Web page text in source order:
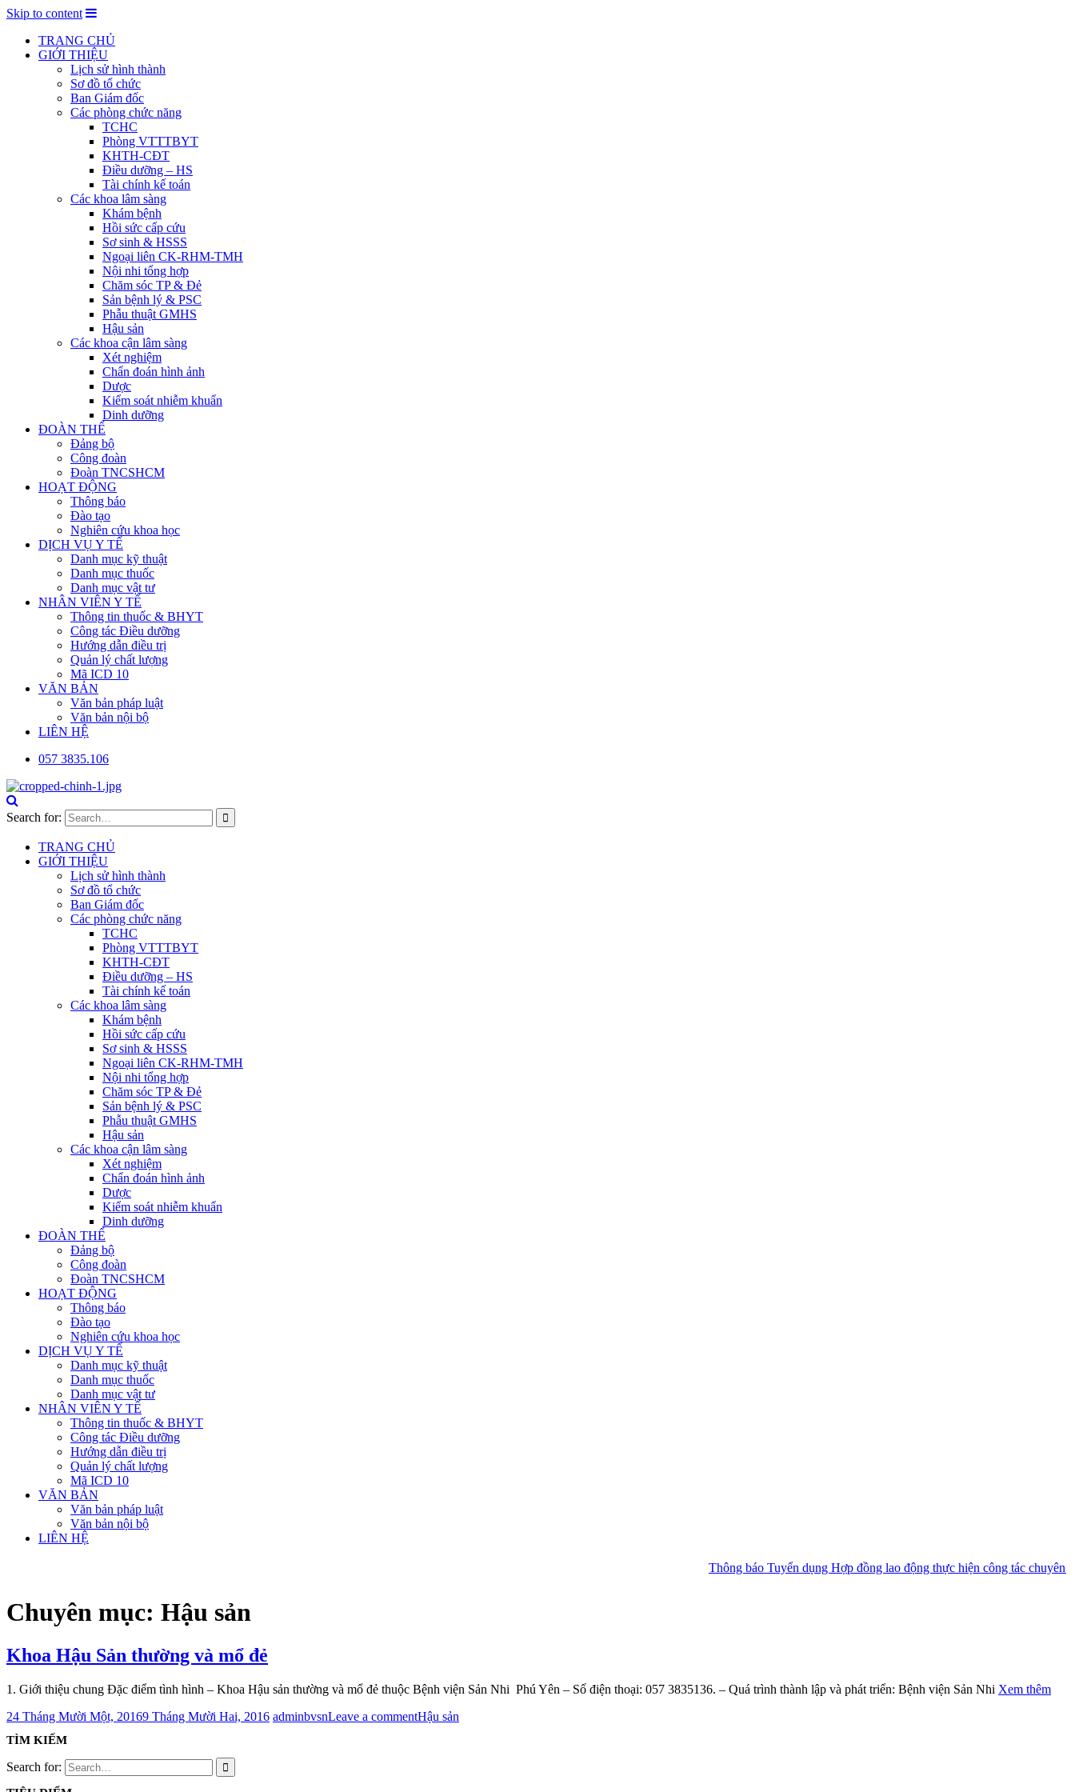
Skip to content
TRANG CHỦ
GIỚI THIỆU
Lịch sử hình thành
Sơ đồ tổ chức
Ban Giám đốc
Các phòng chức năng
TCHC
Phòng VTTTBYT
KHTH-CĐT
Điều dưỡng – HS
Tài chính kế toán
Các khoa lâm sàng
Khám bệnh
Hồi sức cấp cứu
Sơ sinh & HSSS
Ngoại liên CK-RHM-TMH
Nội nhi tổng hợp
Chăm sóc TP & Đẻ
Sản bệnh lý & PSC
Phẫu thuật GMHS
Hậu sản
Các khoa cận lâm sàng
Xét nghiệm
Chẩn đoán hình ảnh
Dược
Kiểm soát nhiễm khuẩn
Dinh dưỡng
ĐOÀN THỂ
Đảng bộ
Công đoàn
Đoàn TNCSHCM
HOẠT ĐỘNG
Thông báo
Đào tạo
Nghiên cứu khoa học
DỊCH VỤ Y TẾ
Danh mục kỹ thuật
Danh mục thuốc
Danh mục vật tư
NHÂN VIÊN Y TẾ
Thông tin thuốc & BHYT
Công tác Điều dưỡng
Hướng dẫn điều trị
Quản lý chất lượng
Mã ICD 10
VĂN BẢN
Văn bản pháp luật
Văn bản nội bộ
LIÊN HỆ
057 3835.106
Search for:
TRANG CHỦ
GIỚI THIỆU
Lịch sử hình thành
Sơ đồ tổ chức
Ban Giám đốc
Các phòng chức năng
TCHC
Phòng VTTTBYT
KHTH-CĐT
Điều dưỡng – HS
Tài chính kế toán
Các khoa lâm sàng
Khám bệnh
Hồi sức cấp cứu
Sơ sinh & HSSS
Ngoại liên CK-RHM-TMH
Nội nhi tổng hợp
Chăm sóc TP & Đẻ
Sản bệnh lý & PSC
Phẫu thuật GMHS
Hậu sản
Các khoa cận lâm sàng
Xét nghiệm
Chẩn đoán hình ảnh
Dược
Kiểm soát nhiễm khuẩn
Dinh dưỡng
ĐOÀN THỂ
Đảng bộ
Công đoàn
Đoàn TNCSHCM
HOẠT ĐỘNG
Thông báo
Đào tạo
Nghiên cứu khoa học
DỊCH VỤ Y TẾ
Danh mục kỹ thuật
Danh mục thuốc
Danh mục vật tư
NHÂN VIÊN Y TẾ
Thông tin thuốc & BHYT
Công tác Điều dưỡng
Hướng dẫn điều trị
Quản lý chất lượng
Mã ICD 10
VĂN BẢN
Văn bản pháp luật
Văn bản nội bộ
LIÊN HỆ
Thông báo Tuyển dụng Hợp đồng lao động thực hiện công tác chuyên
Chuyên mục: Hậu sản
Khoa Hậu Sản thường và mổ đẻ
1. Giới thiệu chung Đặc điểm tình hình – Khoa Hậu sản thường và mổ đẻ thuộc Bệnh viện Sản Nhi Phú Yên – Số điện thoại: 057 3835136. – Quá trình thành lập và phát triển: Bệnh viện Sản Nhi Xem thêm
24 Tháng Mười Một, 20169 Tháng Mười Hai, 2016 adminbvsnLeave a commentHậu sản
TÌM KIẾM
Search for: